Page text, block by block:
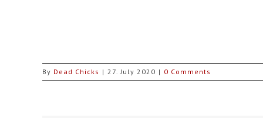
By Dead Chicks | 27. July 2020 | 0 Comments